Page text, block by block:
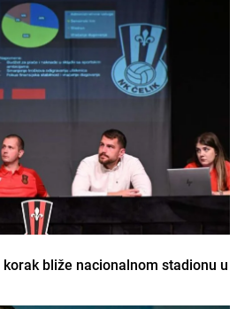
korak bliže nacionalnom stadionu u